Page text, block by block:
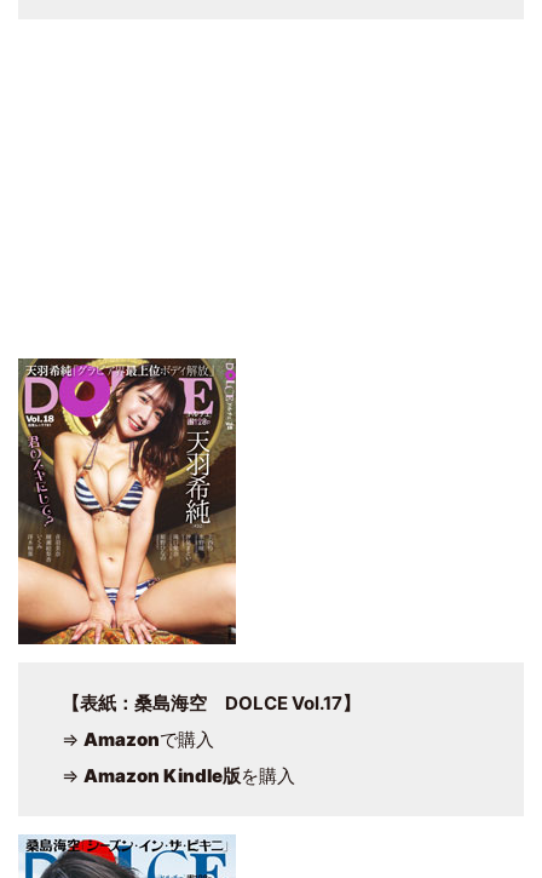
【表紙：桑島海空 DOLCE Vol.17】
⇒ Amazonで購入
⇒ Amazon Kindle版を購入